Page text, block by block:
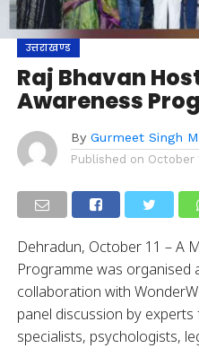
उत्तराखण्ड
Raj Bhavan
Awareness
By Gurmeet Singh
Published on October
Dehradun, October 11 – A
Programme was organised
collaboration with
panel discussion by
specialists, psychologists,